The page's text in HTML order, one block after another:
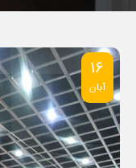
۱۶
آبان